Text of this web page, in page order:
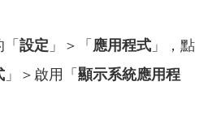
設定 」＞「 應用程式 」，點
」＞啟用「 顯示系統應用程